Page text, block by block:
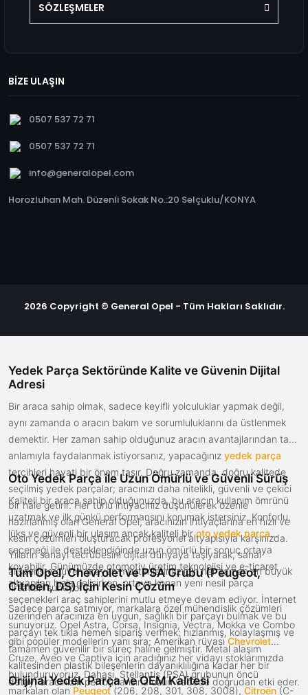
SÖZLEŞMELER
BİZE ULAŞIN
0507 537 72 71
0507 537 72 71
info@generalopel.com
Horozluhan Mah. Düzenli Sokak No.:20 Selçuklu/KONYA
2026 Copyright © General Opel - Tüm Hakları Saklıdır.
Yedek Parça Sektöründe Kalite ve Güvenin Dijital
Adresi
Bir araca sahip olmak, sadece keyifli yolculuklar yapmak değil,
aynı zamanda o aracın bakım ve sorumluluklarını da üstlenmek
demektir. Her zaman sahip olduğunuz aracın avantajlarından tam
anlamıyla faydalanmak istiyorsanız, yapacağınız yedek parça
tercihleri hayati bir önem taşır. Doğru zamanda, doğru kalitede
seçilmiş yedek parçalar; aracınızı daha nitelikli, güvenli ve çekici
bir hale getirir. Her türlü ihtiyacınız düşünülerek özenle
hazırlanmış olan General Opel, aracınızın ihtiyaçlarına en hızlı ve
kesin çözümleri oluşturacak profesyonel altyapısıyla karşınızda.
Yılların sanayi tecrübesini dijital dünyaya taşıyarak, sanal
alışverişte güven arayan müşterilerimiz için her zaman en büyük
fırsatları sunuyoruz.
Oto Yedek Parça ile Uzun Ömürlü ve Güvenli Sürüş
Kaliteli bir araca sahip olduğunuzda, bu aracın kullanım ömrünü
uzatmak ve ilk günkü performansını korumak istersiniz. Konforlu,
lüks ve güvenli bir ulaşım ancak kaliteli biroto yedek parça
seçeneği ile desteklendiğinde uzun ömürlü bir sonuç ortaya
koyabilir. Günümüzde otomotiv üretim teknolojisi ve e-ticaret
altyapıları hızla gelişirken, ortaya konan yeni nesil parça
seçenekleri araç sahiplerini mutlu etmeye devam ediyor. İnternet
üzerinden aracınıza en uygun, sağlıklı bir parçayı bulmak ve bu
parçayı tek tıkla hemen sipariş vermek; hızlanmış, kolaylaşmış ve
tamamen güvenilir bir süreç haline gelmiştir. Metal alaşım
kalitesinden plastik bileşenlerin dayanıklılığına kadar her bir
detay, aracınızın performansına uzun vadede doğrudan etki eder.
Tüm Opel, Chevrolet ve PSA Grubu (Peugeot,
Citroën, DS) İçin Kesin Çözüm
Sadece parça satmıyor, markalara özel mühendislik çözümleri
sunuyoruz. Opel Astra, Corsa, Insignia, Vectra, Mokka ve Combo
gibi popüler modellerin yanı sıra; Amerikan rüyasıChevrolet
Cruze, Aveo ve Captiva için aradığınız her vidayı stoklarımızda
bulunduruyoruz. Dahası, Stellantis (PSA) grubunun öncü
markaları olan Peugeot(206, 208, 301, 308, 3008), Citroën (C-
Orijinal Yedek Parça ve OEM Kalitesi